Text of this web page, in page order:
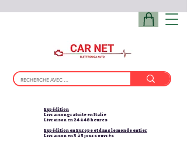
Expédition
Livraison gratuite en Italie
Livraison en 24 à 48 heures
Expédition en Europe et dans le monde entier
Livraison en 3 à 5 jours ouvrés